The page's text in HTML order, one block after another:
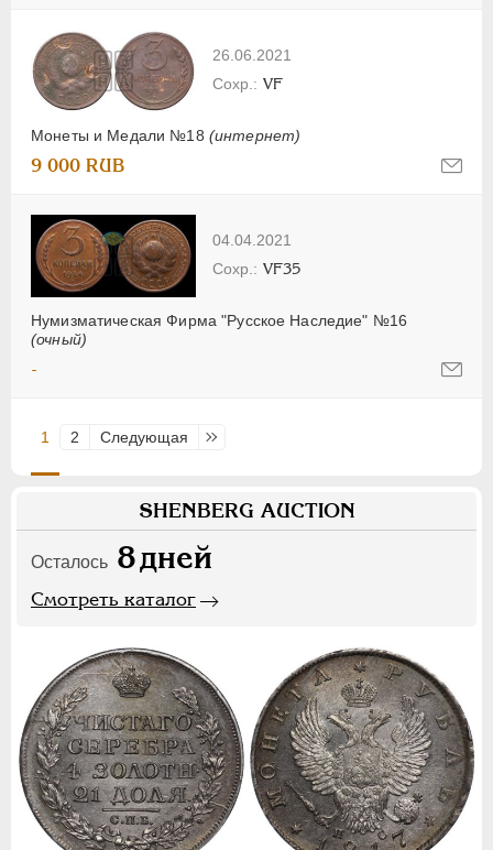
26.06.2021
Монеты и Медали №18 (интернет)
VF
9 000 RUB
04.04.2021
Нумизматическая Фирма "Русское Наследие" №16
(очный)
VF35
-
1 2 Следующая Последняя
SHENBERG AUCTION
Осталось 8дней
Смотреть каталог